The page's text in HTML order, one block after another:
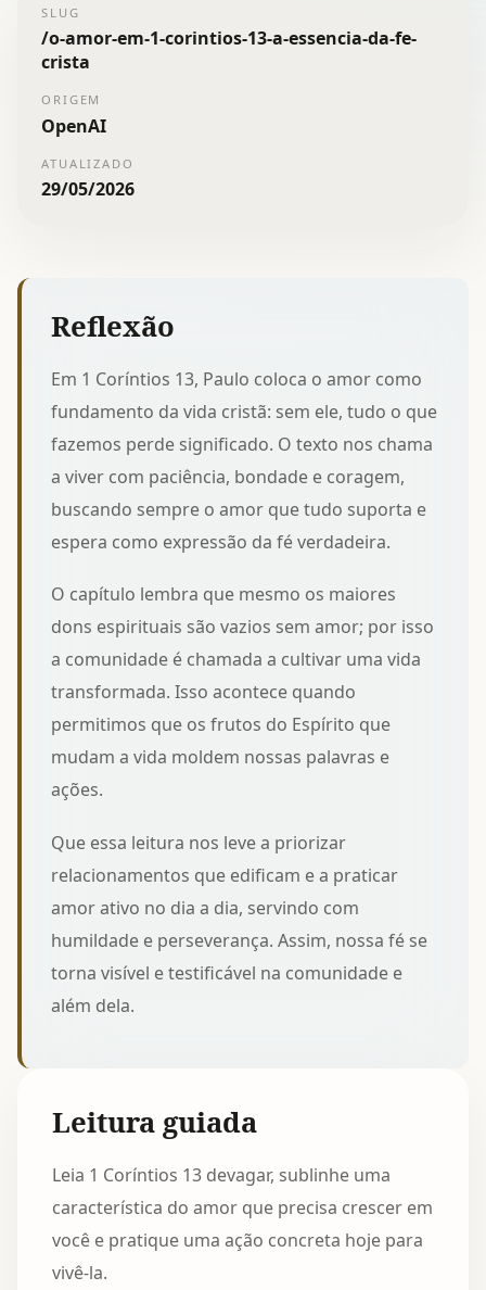
SLUG
/o-amor-em-1-corintios-13-a-essencia-da-fe-
crista
ORIGEM
OpenAI
ATUALIZADO
29/05/2026
Reflexão
Em 1 Coríntios 13, Paulo coloca o amor como
fundamento da vida cristã: sem ele, tudo o que
fazemos perde significado. O texto nos chama
a viver com paciência, bondade e coragem,
buscando sempre o amor que tudo suporta e
espera como expressão da fé verdadeira.
O capítulo lembra que mesmo os maiores
dons espirituais são vazios sem amor; por isso
a comunidade é chamada a cultivar uma vida
transformada. Isso acontece quando
permitimos que osfrutos do Espírito que
mudam a vida moldem nossas palavras e
ações.
Que essa leitura nos leve a priorizar
relacionamentos que edificam e a praticar
amor ativo no dia a dia, servindo com
humildade e perseverança. Assim, nossa fé se
torna visível e testificável na comunidade e
além dela.
Leitura guiada
Leia 1 Coríntios 13 devagar, sublinhe uma
característica do amor que precisa crescer em
você e pratique uma ação concreta hoje para
vivê-la.